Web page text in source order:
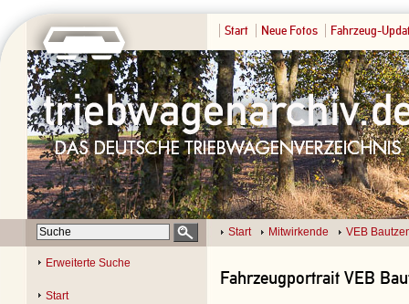
Start Neue Fotos Fahrzeug-
Start Mitwirkende VEB
Erweiterte Suche
Start
Fahrzeugportrait VEB